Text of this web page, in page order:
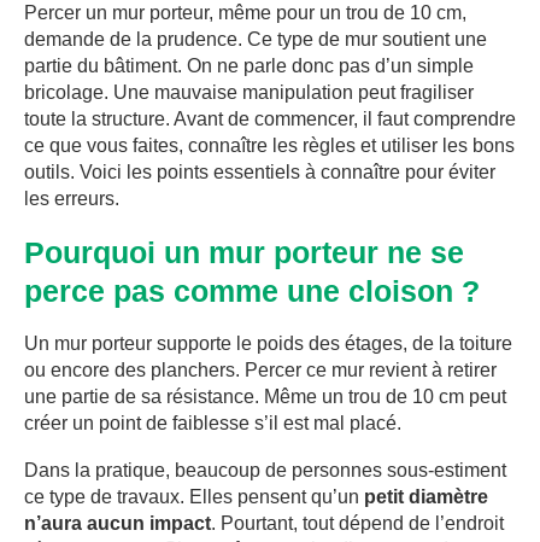
Percer un mur porteur, même pour un trou de 10 cm,
demande de la prudence. Ce type de mur soutient une
partie du bâtiment. On ne parle donc pas d’un simple
bricolage. Une mauvaise manipulation peut fragiliser
toute la structure. Avant de commencer, il faut comprendre
ce que vous faites, connaître les règles et utiliser les bons
outils. Voici les points essentiels à connaître pour éviter
les erreurs.
Pourquoi un mur porteur ne se
perce pas comme une cloison ?
Un mur porteur supporte le poids des étages, de la toiture
ou encore des planchers. Percer ce mur revient à retirer
une partie de sa résistance. Même un trou de 10 cm peut
créer un point de faiblesse s’il est mal placé.
Dans la pratique, beaucoup de personnes sous-estiment
ce type de travaux. Elles pensent qu’un petit diamètre
n’aura aucun impact. Pourtant, tout dépend de l’endroit